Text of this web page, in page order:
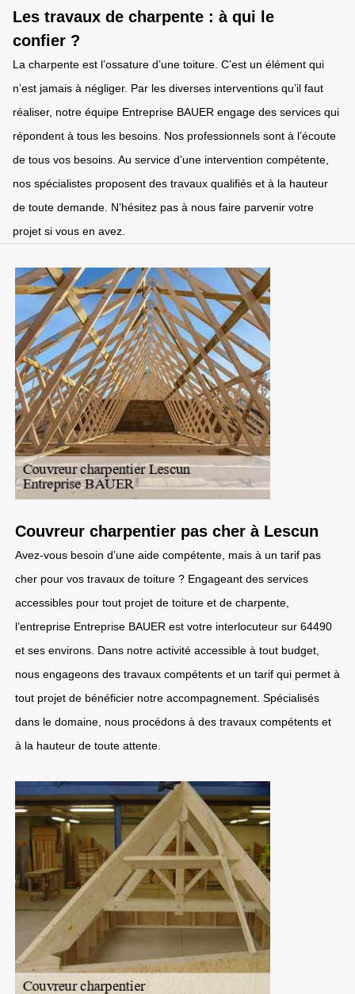
Les travaux de charpente : à qui le
confier ?
La charpente est l’ossature d’une toiture. C’est un élément qui
n’est jamais à négliger. Par les diverses interventions qu’il faut
réaliser, notre équipe Entreprise BAUER engage des services qui
répondent à tous les besoins. Nos professionnels sont à l’écoute
de tous vos besoins. Au service d’une intervention compétente,
nos spécialistes proposent des travaux qualifiés et à la hauteur
de toute demande. N’hésitez pas à nous faire parvenir votre
projet si vous en avez.
Couvreur charpentier pas cher à Lescun
Avez-vous besoin d’une aide compétente, mais à un tarif pas
cher pour vos travaux de toiture ? Engageant des services
accessibles pour tout projet de toiture et de charpente,
l’entreprise Entreprise BAUER est votre interlocuteur sur 64490
et ses environs. Dans notre activité accessible à tout budget,
nous engageons des travaux compétents et un tarif qui permet à
tout projet de bénéficier notre accompagnement. Spécialisés
dans le domaine, nous procédons à des travaux compétents et
à la hauteur de toute attente.